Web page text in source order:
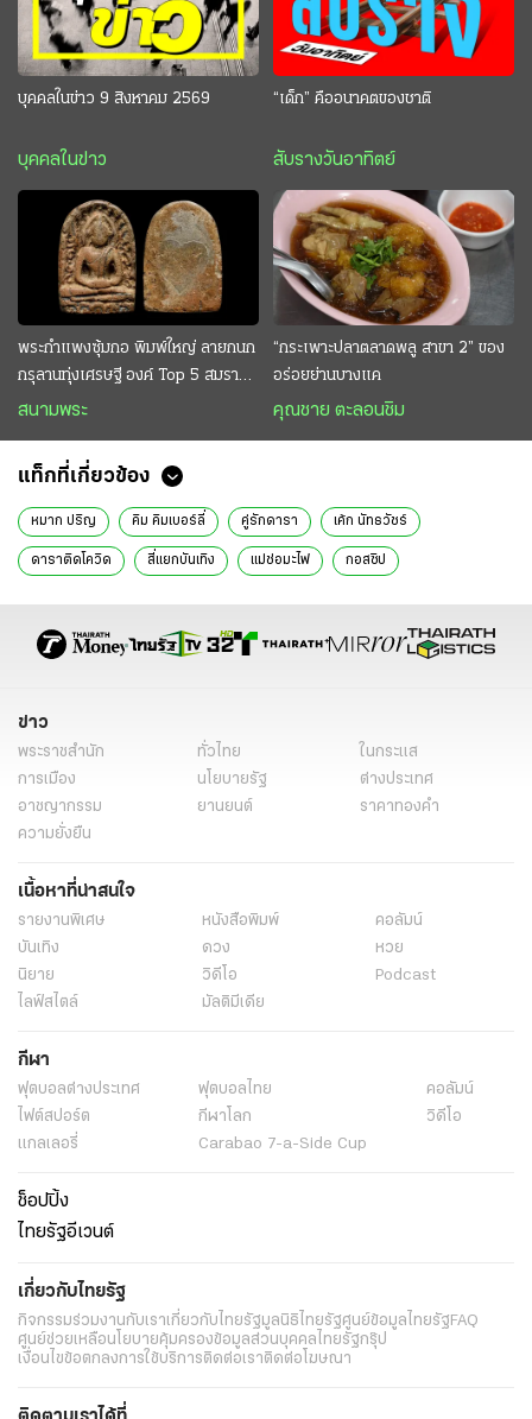
บุคคลในข่าว 9 สิงหาคม 2569
บุคคลในข่าว
“เด็ก” คืออนาคตของชาติ
สับรางวันอาทิตย์
พระกำแพงซุ้มกอ พิมพ์ใหญ่ ลายกนก
กรุลานทุ่งเศรษฐี องค์ Top 5 สมราคา
หลักสิบล้าน
สนามพระ
“กระเพาะปลาตลาดพลู สาขา 2” ของ
อร่อยย่านบางแค
คุณชาย ตะลอนชิม
แท็กที่เกี่ยวข้อง
หมาก ปริญ คิม คิมเบอร์ลี่ คู่รักดารา เค้ก นัทธวัชร์
ดาราติดโควิด สี่แยกบันเทิง แม่ช่อมะไฟ กอสซิป
ข่าว
พระราชสำนัก ทั่วไทย
ในกระแส
การเมือง
นโยบายรัฐ
ต่างประเทศ
อาชญากรรม
ยานยนต์
ราคาทองคำ
ความยั่งยืน
เนื้อหาที่น่าสนใจ
รายงานพิเศษ หนังสือพิมพ์
คอลัมน์
บันเทิง
ดวง
หวย
นิยาย
วิดีโอ
Podcast
ไลฟ์สไตล์
มัลติมีเดีย
กีฬา
ฟุตบอลต่่างประเทศ ฟุตบอลไทย
คอลัมน์
ไฟต์สปอร์ต
กีฬาโลก
วิดีโอ
แกลเลอรี่
Carabao 7-a-Side Cup
ช็อปปิ้ง
ไทยรัฐอีเวนต์
เกี่ยวกับไทยรัฐ
กิจกรรมร่วมงานกับเราเกี่ยวกับไทยรัฐมูลนิธิไทยรัฐศูนย์ข้อมูลไทยรัฐFAQ
ศูนย์ช่วยเหลือนโยบายคุ้มครองข้อมูลส่วนบุคคลไทยรัฐกรุ๊ป
เงื่อนไขข้อตกลงการใช้บริการติดต่อเราติดต่อโฆษณา